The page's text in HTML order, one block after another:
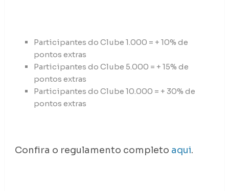
Participantes do Clube 1.000 = + 10% de
pontos extras
Participantes do Clube 5.000 = + 15% de
pontos extras
Participantes do Clube 10.000 = + 30% de
pontos extras
Confira o regulamento completo aqui.